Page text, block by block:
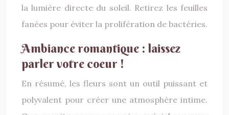
la lumière directe du soleil. Retirez les feuilles
fanées pour éviter la prolifération de bactéries.
Ambiance romantique : laissez
parler votre coeur !
En résumé, les fleurs sont un outil puissant et
polyvalent pour créer une atmosphère intime.